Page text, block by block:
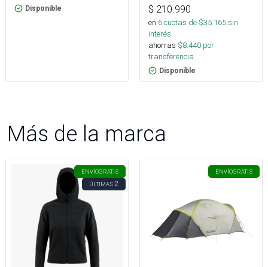
Disponible $ 210.990
en 6cuotas de $35.165sin
interés
ahorras $8.440 por
transferencia.
Disponible
Más de la marca
ENVÍOGRATIS
ÚLTIMAS2
ENVÍOGRATIS